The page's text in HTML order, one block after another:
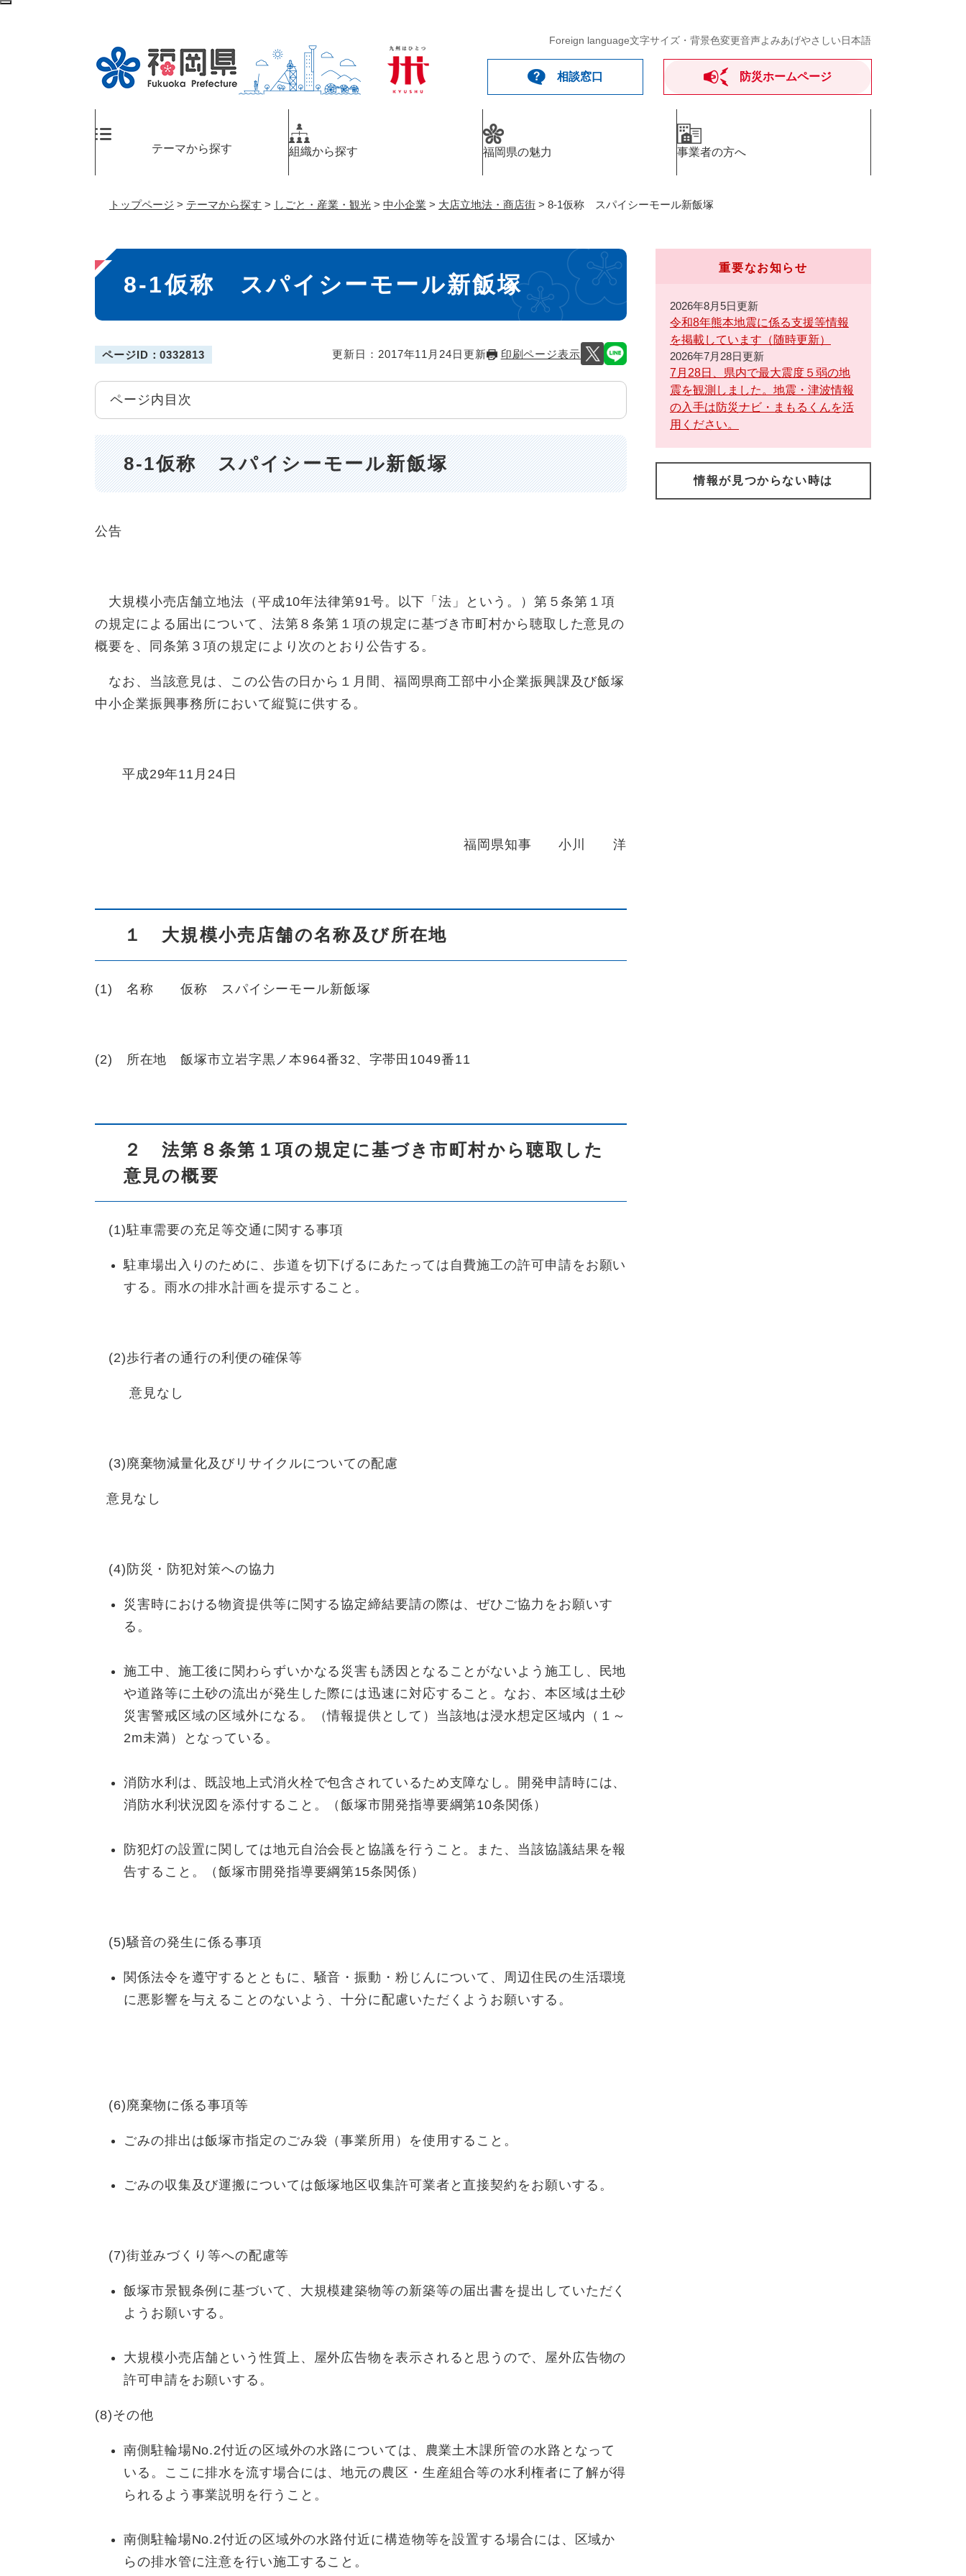
ペ
Foreign language文字サイズ・背景色変更音声よみあげやさしい日本語
相談窓口 防災ホームページ
テーマから探す 組織から探す 福岡県の魅力 事業者の方へ
トップページ > テーマから探す > しごと・産業・観光 > 中小企業 > 大店立地法・商店街 > 8-1仮称 スパイシーモール新飯塚
本
文
8-1仮称 スパイシーモール新飯塚
ページID：0332813 更新日：2017年11月24日更新 印刷ページ表示
ページ内目次
8-1仮称 スパイシーモール新飯塚
公告
大規模小売店舗立地法（平成10年法律第91号。以下「法」という。）第５条第１項
の規定による届出について、法第８条第１項の規定に基づき市町村から聴取した意見の
概要を、同条第３項の規定により次のとおり公告する。
なお、当該意見は、この公告の日から１月間、福岡県商工部中小企業振興課及び飯塚
中小企業振興事務所において縦覧に供する。
平成29年11月24日
福岡県知事 小川 洋
１ 大規模小売店舗の名称及び所在地
(1) 名称 仮称 スパイシーモール新飯塚
(2) 所在地 飯塚市立岩字黒ノ本964番32、字帯田1049番11
２ 法第８条第１項の規定に基づき市町村から聴取した
意見の概要
(1)駐車需要の充足等交通に関する事項
駐車場出入りのために、歩道を切下げるにあたっては自費施工の許可申請をお願い
する。雨水の排水計画を提示すること。
(2)歩行者の通行の利便の確保等
意見なし
(3)廃棄物減量化及びリサイクルについての配慮
意見なし
(4)防災・防犯対策への協力
災害時における物資提供等に関する協定締結要請の際は、ぜひご協力をお願いす
る。
施工中、施工後に関わらずいかなる災害も誘因となることがないよう施工し、民地
や道路等に土砂の流出が発生した際には迅速に対応すること。なお、本区域は土砂
災害警戒区域の区域外になる。（情報提供として）当該地は浸水想定区域内（１～
2m未満）となっている。
消防水利は、既設地上式消火栓で包含されているため支障なし。開発申請時には、
消防水利状況図を添付すること。（飯塚市開発指導要綱第10条関係）
防犯灯の設置に関しては地元自治会長と協議を行うこと。また、当該協議結果を報
告すること。（飯塚市開発指導要綱第15条関係）
(5)騒音の発生に係る事項
関係法令を遵守するとともに、騒音・振動・粉じんについて、周辺住民の生活環境
に悪影響を与えることのないよう、十分に配慮いただくようお願いする。
(6)廃棄物に係る事項等
ごみの排出は飯塚市指定のごみ袋（事業所用）を使用すること。
ごみの収集及び運搬については飯塚地区収集許可業者と直接契約をお願いする。
(7)街並みづくり等への配慮等
飯塚市景観条例に基づいて、大規模建築物等の新築等の届出書を提出していただく
ようお願いする。
大規模小売店舗という性質上、屋外広告物を表示されると思うので、屋外広告物の
許可申請をお願いする。
(8)その他
南側駐輪場No.2付近の区域外の水路については、農業土木課所管の水路となって
いる。ここに排水を流す場合には、地元の農区・生産組合等の水利権者に了解が得
られるよう事業説明を行うこと。
南側駐輪場No.2付近の区域外の水路付近に構造物等を設置する場合には、区域か
らの排水管に注意を行い施工すること。
重要なお知らせ
2026年8月5日更新
令和8年熊本地震に係る支援等情報
を掲載しています（随時更新）
2026年7月28日更新
7月28日、県内で最大震度５弱の地
震を観測しました。地震・津波情報
の入手は防災ナビ・まもるくんを活
用ください。
情報が見つからない時は